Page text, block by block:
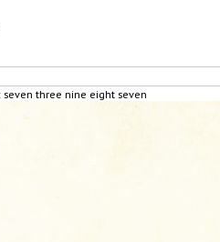
seven three nine eight seven